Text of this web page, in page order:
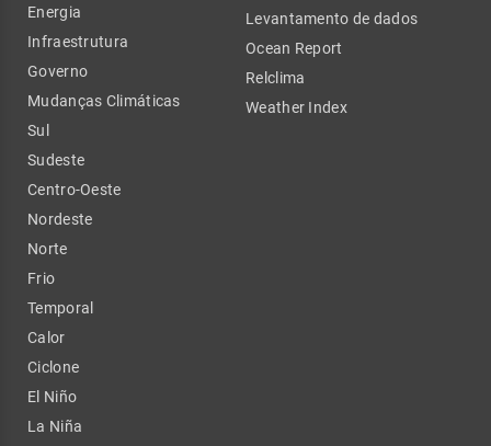
Energia
Infraestrutura
Governo
Mudanças Climáticas
Sul
Sudeste
Centro-Oeste
Nordeste
Norte
Frio
Temporal
Calor
Ciclone
El Niño
La Niña
Levantamento de dados
Ocean Report
Relclima
Weather Index